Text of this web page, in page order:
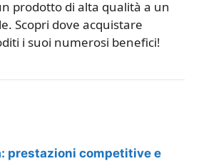
prodotto di alta qualità a un
Scopri dove acquistare
i suoi numerosi benefici!
prestazioni competitive e